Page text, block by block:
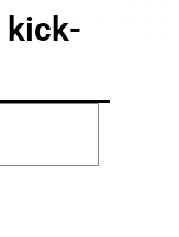
kick-